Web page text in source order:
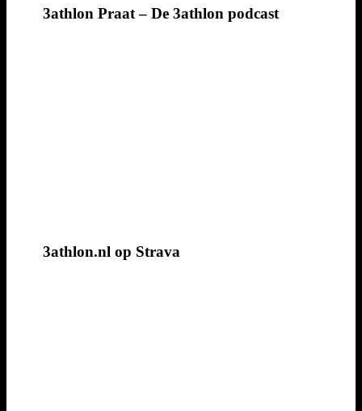
3athlon Praat – De 3athlon podcast
3athlon.nl op Strava